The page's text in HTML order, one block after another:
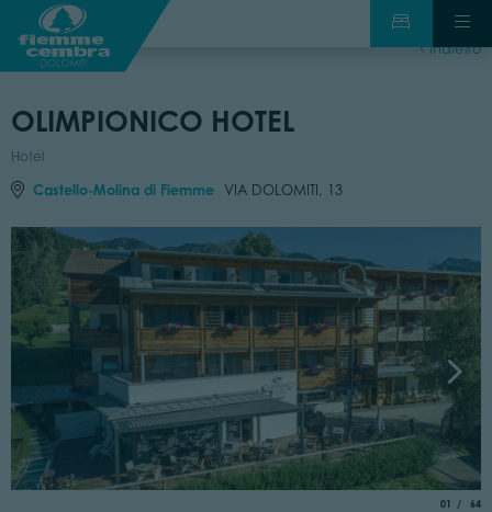
indietro
OLIMPIONICO HOTEL
Hotel
Castello-Molina di Fiemme VIA DOLOMITI, 13
01 di
64